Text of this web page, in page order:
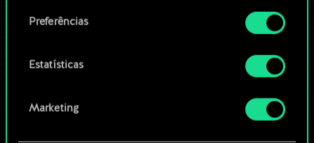
de cookies e poderá ajustar as suas preferências
no menu "Configurações" abaixo.
Preferências
Estatísticas
Marketing
comunidade